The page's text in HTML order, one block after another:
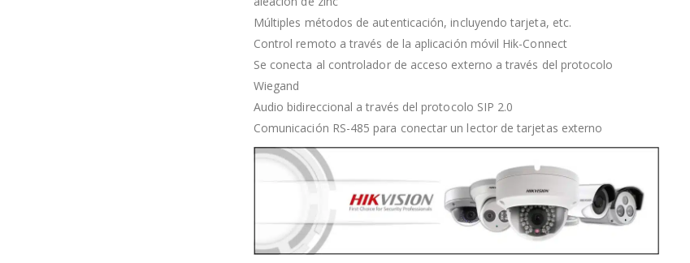
Múltiples métodos de autenticación, incluyendo tarjeta, etc.
Control remoto a través de la aplicación móvil Hik-Connect
Se conecta al controlador de acceso externo a través del protocolo
Wiegand
Audio bidireccional a través del protocolo SIP 2.0
Comunicación RS-485 para conectar un lector de tarjetas externo